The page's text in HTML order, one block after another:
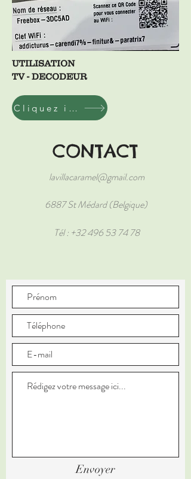
UTILISATION
TV - DECODEUR
Cliquez ici
CONTACT
lavillacaramel@gmail.com
6887 St Médard (Belgique)
Tél : +32 496 53 74 78
Envoyer